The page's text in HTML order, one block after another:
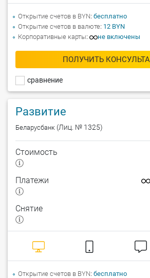
сравнение
ПОЛУЧИТЬ
Открытие счетов в BYN бесплатно
Открытие счетов в валюте 12 BYN
Корпоративные карты
не включены
Развитие
Беларусбанк (Лиц. № 1325)
Стоимость
Платежи
Снятие
Открытие счетов в BYN бесплатно